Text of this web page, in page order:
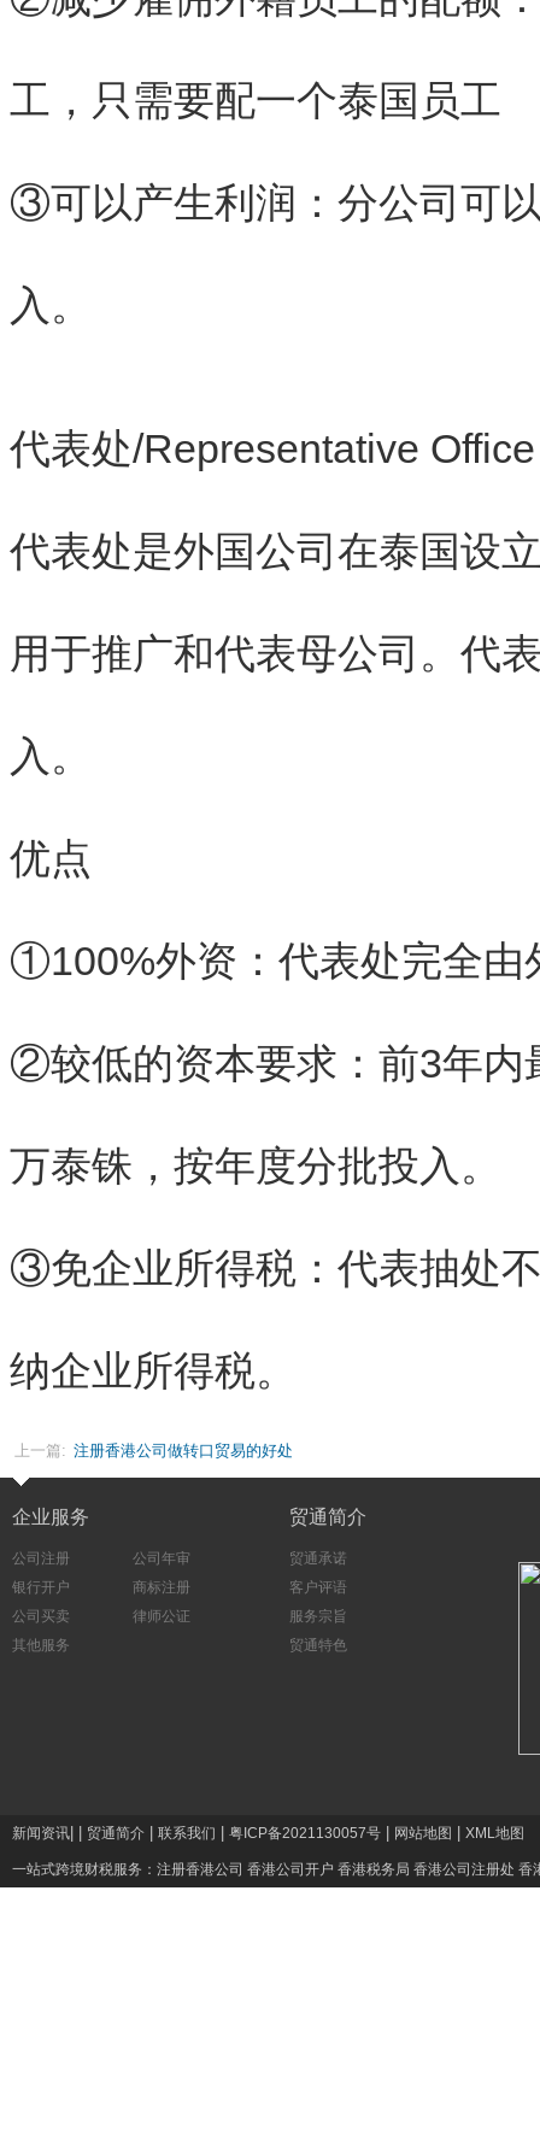
工，只需要配一个泰国员工
③可以产生利润：分公司可
入。
代表处/Representative Office
代表处是外国公司在泰国设
用于推广和代表母公司。代
入。
优点
①100%外资：代表处完全由
②较低的资本要求：前3年内
万泰铢，按年度分批投入。
③免企业所得税：代表抽处
纳企业所得税。
上一篇: 注册香港公司做转口贸易的好处
企业服务
公司注册
公司年审
银行开户
商标注册
公司买卖
律师公证
其他服务
贸通简介
贸通承诺
客户评语
服务宗旨
贸通特色
新闻资讯 贸通简介 联系我们 粤ICP备2021130057号 网站地图 XML地图
一站式跨境财税服务： 注册香港公司 香港公司开户 香港税务局 香港公司注册处 香